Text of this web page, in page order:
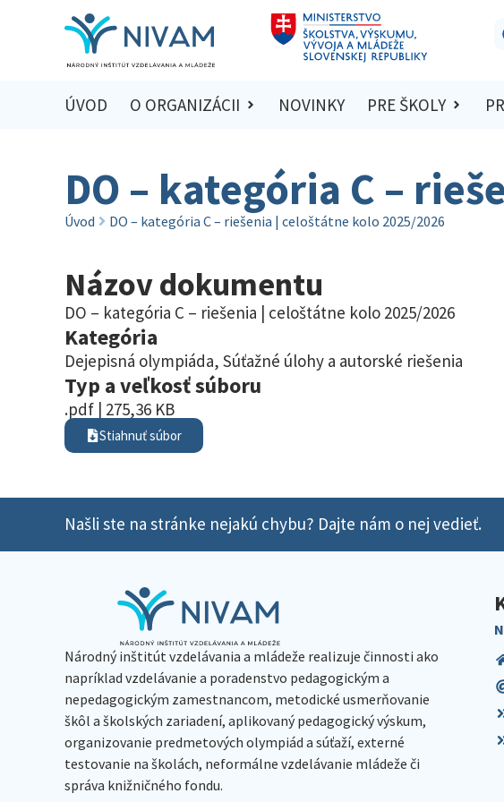
ÚVOD O ORGANIZÁCII NOVINKY PRE ŠKOLY
DO – kategória C –
Úvod DO – kategória C – riešenia | celoštátne kolo 2025/2026
Názov dokumentu
DO – kategória C – riešenia | celoštátne kolo 2025/2026
Kategória
Dejepisná olympiáda, Súťažné úlohy a autorské riešenia
Typ a veľkosť súboru
.pdf | 275,36 KB
Stiahnuť súbor
Našli ste na stránke nejakú chybu? Dajte nám o nej vedieť.
Národný inštitút vzdelávania a mládeže realizuje činnosti ako
napríklad vzdelávanie a poradenstvo pedagogickým a
nepedagogickým zamestnancom, metodické usmerňovanie
škôl a školských zariadení, aplikovaný pedagogický výskum,
organizovanie predmetových olympiád a súťaží, externé
testovanie na školách, neformálne vzdelávanie mládeže či
správa knižničného fondu.